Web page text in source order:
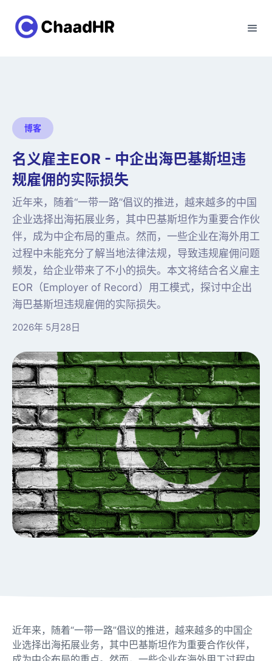
博客
名义雇主EOR - 中企出海巴基斯坦违
规雇佣的实际损失
近年来，随着“一带一路”倡议的推进，越来越多的中国
企业选择出海拓展业务，其中巴基斯坦作为重要合作伙
伴，成为中企布局的重点。然而，一些企业在海外用工
过程中未能充分了解当地法律法规，导致违规雇佣问题
频发，给企业带来了不小的损失。本文将结合名义雇主
EOR（Employer of Record）用工模式，探讨中企出
海巴基斯坦违规雇佣的实际损失。
2026年 5月28日
近年来，随着“一带一路”倡议的推进，越来越多的中国企
业选择出海拓展业务，其中巴基斯坦作为重要合作伙伴，